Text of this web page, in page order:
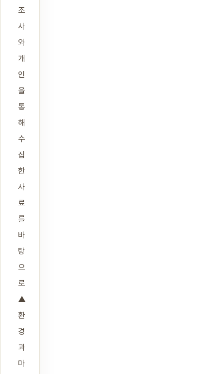
조
사
와
개
인
을
통
해
수
집
한
사
료
를
바
탕
으
로
▲
환
경
과
마